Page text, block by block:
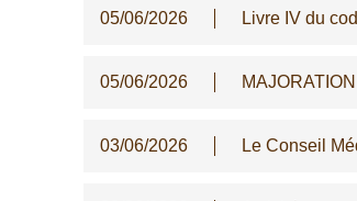
05/06/2026 Livre IV du
05/06/2026
03/06/2026 Le Conseil